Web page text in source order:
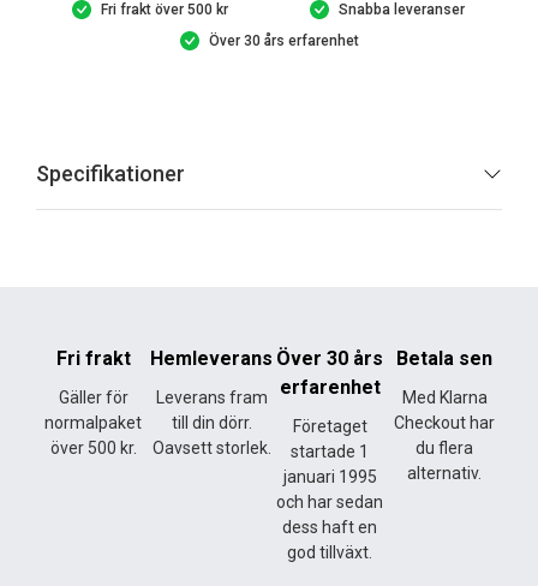
Fri frakt över 500 kr
Snabba leveranser
Över 30 års erfarenhet
Specifikationer
Fri frakt
Gäller för
normalpaket
över 500 kr.
Hemleverans
Leverans fram
till din dörr.
Oavsett storlek.
Över 30 års
erfarenhet
Företaget
startade 1
januari 1995
och har sedan
dess haft en
god tillväxt.
Betala sen
Med Klarna
Checkout har
du flera
alternativ.